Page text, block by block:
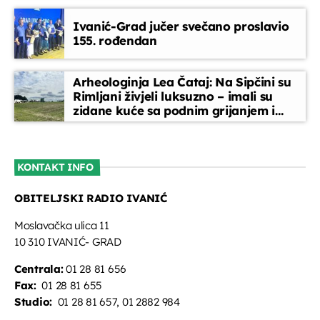
Ivanić-Grad jučer svečano proslavio
155. rođendan
Arheologinja Lea Čataj: Na Sipčini su
Rimljani živjeli luksuzno – imali su
zidane kuće sa podnim grijanjem i
oslikanim zidovima
KONTAKT INFO
OBITELJSKI RADIO IVANIĆ
Moslavačka ulica 11
10 310 IVANIĆ- GRAD
Centrala:01 28 81 656
Fax:01 28 81 655
Studio: 01 28 81 657, 01 2882 984